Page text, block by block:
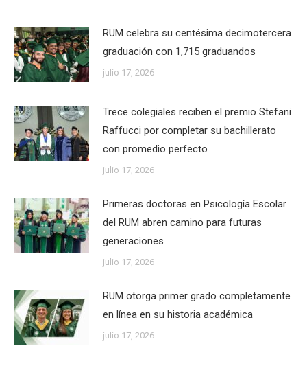
RUM celebra su centésima decimotercera
graduación con 1,715 graduandos
julio 17, 2026
Trece colegiales reciben el premio Stefani
Raffucci por completar su bachillerato
con promedio perfecto
julio 17, 2026
Primeras doctoras en Psicología Escolar
del RUM abren camino para futuras
generaciones
julio 17, 2026
RUM otorga primer grado completamente
en línea en su historia académica
julio 17, 2026